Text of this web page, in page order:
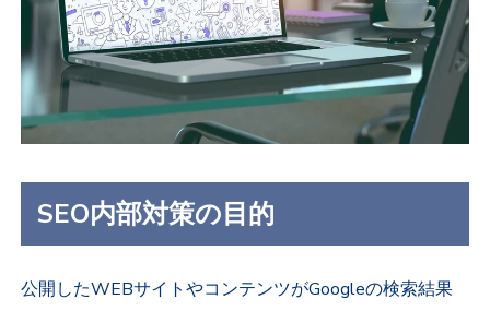
SEO内部対策の目的
公開したWEBサイトやコンテンツがGoogleの検索結果